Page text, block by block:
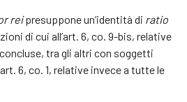
reipresuppone un’identità di ratio
di cui all’art. 6, co. 9-bis, relative
tra gli altri con soggetti
6, co. 1, relative invece a tutte le